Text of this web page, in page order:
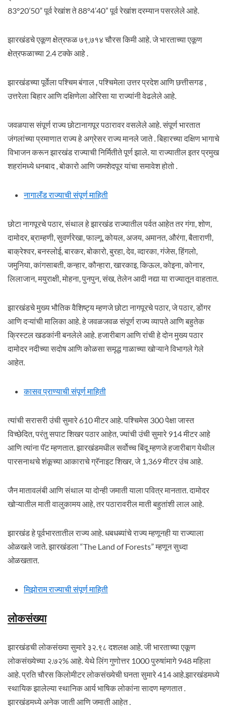
83°20’50” पूर्व रेखांश ते 88°4’40” पूर्व रेखांश दरम्यान पसरलेले आहे.
झारखंडचे एकूण क्षेत्रफळ ७९,७१४ चौरस किमी आहे. जे भारताच्या एकूण
क्षेत्रफळाच्या 2.4 टक्के आहे .
झारखंडच्या पूर्वेला पश्चिम बंगाल , पश्चिमेला उत्तर प्रदेश आणि छत्तीसगड ,
उत्तरेला बिहार आणि दक्षिणेला ओरिसा या राज्यांनी वेढलेले आहे.
जवळपास संपूर्ण राज्य छोटानागपूर पठारावर वसलेले आहे. संपूर्ण भारतात
जंगलांच्या प्रमाणात राज्य हे अग्रेसर राज्य मानले जाते . बिहारच्या दक्षिण भागाचे
विभाजन करून झारखंड राज्याची निर्मितीते पूर्ण झाले. या राज्यातील इतर प्रमुख
शहरांमध्ये धनबाद , बोकारो आणि जमशेदपूर यांचा समावेश होतो .
नागालॅंड राज्याची संपूर्ण माहिती
छोटा नागपूरचे पठार, संथाल हे झारखंड राज्यातील पर्वत आहेत तर गंगा, शोण,
दामोदर, ब्राम्हणी, सुवर्णरेखा, फाल्गू, कोयल, अजय, अमानत, औरंगा, बैताराणी,
बाक्रेश्वर, बनस्लोई, बारकर, बोकारो, बुरहा, देव, व्दारका, गंजेस, हिंगलो,
जमुनिया, कांगसाबती, कन्हार, कौन्हारा, खारकाइ, किऊल, कोइना, कोनार,
लिलाजान, मयुराक्षी, मोहना, पुनपुन, संख, तेलेन आदी नद्या या राज्यातून वाहतात.
झारखंडचे मुख्य भौतिक वैशिष्ट्य म्हणजे छोटा नागपूरचे पठार, जे पठार, डोंगर
आणि दऱ्यांची मालिका आहे. हे जवळजवळ संपूर्ण राज्य व्यापते आणि बहुतेक
क्रिस्टल खडकांनी बनलेले आहे. हजारीबाग आणि रांची हे दोन मुख्य पठार
दामोदर नदीच्या सदोष आणि कोळसा समृद्ध गाळाच्या खोऱ्याने विभागले गेले
आहेत.
कासव प्राण्याची संपूर्ण माहिती
त्यांची सरासरी उंची सुमारे 610 मीटर आहे. पश्चिमेस 300 पेक्षा जास्त
विच्छेदित, परंतु सपाट शिखर पठार आहेत, ज्यांची उंची सुमारे 914 मीटर आहे
आणि त्यांना पॅट म्हणतात. झारखंडमधील सर्वोच्च बिंदू म्हणजे हजारीबाग येथील
पारसनाथचे शंकूच्या आकाराचे ग्रॅनाइट शिखर, जे 1,369 मीटर उंच आहे.
जैन मातावलंबी आणि संथाल या दोन्ही जमाती याला पवित्र मानतात. दामोदर
खोऱ्यातील माती वालुकामय आहे, तर पठारावरील माती बहुतांशी लाल आहे.
झारखंड हे पूर्वभारतातील राज्य आहे. धबधब्यांचे राज्य म्हणूनही या राज्याला
ओळखले जाते. झारखंडला “The Land of Forests” म्हणून सुध्दा
ओळखतात.
मिझोराम राज्याची संपूर्ण माहिती
लोकसंख्या
झारखंडची लोकसंख्या सुमारे ३२.९८ दशलक्ष आहे. जी भारताच्या एकूण
लोकसंख्येच्या २.७२% आहे. येथे लिंग गुणोत्तर 1000 पुरुषांमागे 948 महिला
आहे. प्रति चौरस किलोमीटर लोकसंख्येची घनता सुमारे 414 आहे.झारखंडमध्ये
स्थायिक झालेल्या स्थानिक आर्य भाषिक लोकांना सादण म्हणतात .
झारखंडमध्ये अनेक जाती आणि जमाती आहेत .